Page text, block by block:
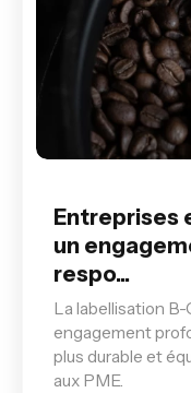
Entreprises
un
respo...
La labellisation
engagement
plus durable et
aux PME.